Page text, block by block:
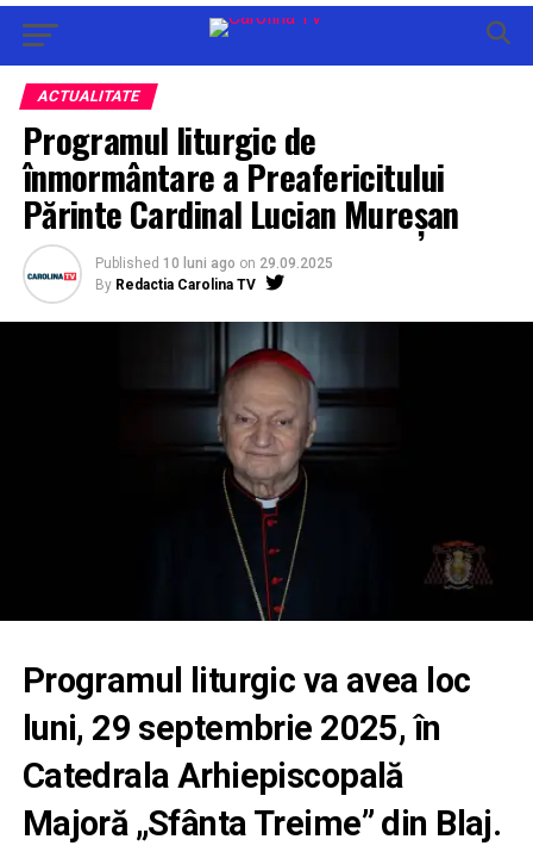
ACTUALITATE
Programul liturgic de
înmormântare a Preafericitului
Părinte Cardinal Lucian Mureșan
Published 10 luni ago on 29.09.2025
By Redactia Carolina TV
Programul liturgic va avea loc
luni, 29 septembrie 2025, în
Catedrala Arhiepiscopală
Majoră „Sfânta Treime” din Blaj.